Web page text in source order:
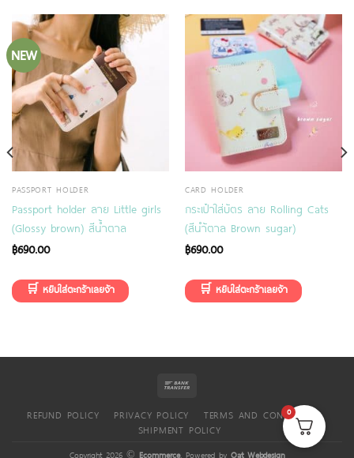
NEW
PASSPORT HOLDER
Passport holder ลาย Little girls
(Glossy brown) สีน้ำตาล
฿690.00
CARD HOLDER
กระเป๋าใส่บัตร ลาย Rolling Cats
(สีนำ้ตาล Brown sugar)
฿690.00
REFUND POLICY PRIVACY POLICY
TERMS AND CONDITIONS
SHIPMENT POLICY
Copyright 2026 © Ecommerce. Powered by Oat Webdesign
0